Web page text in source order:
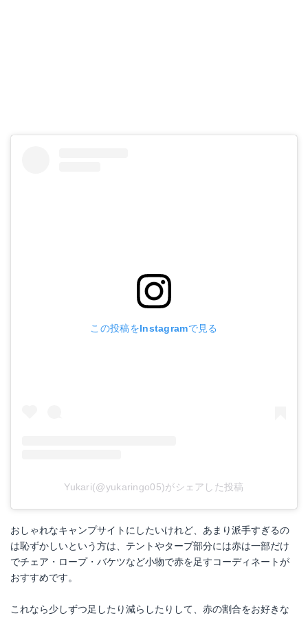
この投稿をInstagramで見る
Yukari(@yukaringo05)がシェアした投稿
おしゃれなキャンプサイトにしたいけれど、あまり派手すぎるの
は恥ずかしいという方は、テントやタープ部分には赤は一部だけ
でチェア・ロープ・バケツなど小物で赤を足すコーディネートが
おすすめです。
これなら少しずつ足したり減らしたりして、赤の割合をお好きな